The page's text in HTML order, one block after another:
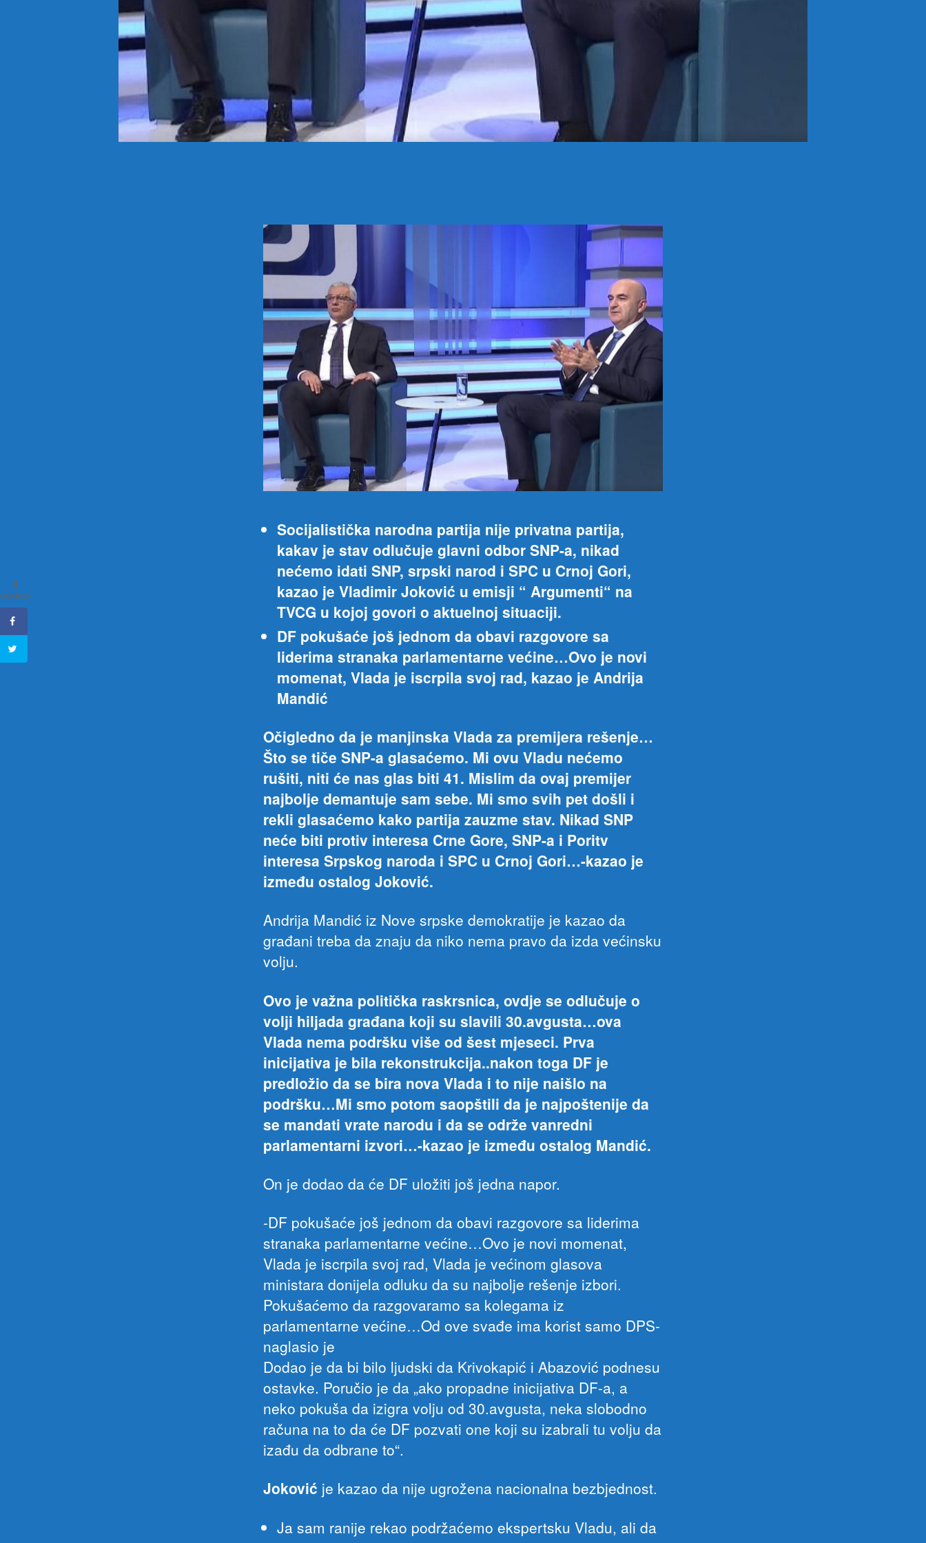
Socijalistička narodna partija nije privatna partija,
kakav je stav odlučuje glavni odbor SNP-a, nikad
nećemo idati SNP, srpski narod i SPC u Crnoj Gori,
kazao je Vladimir Joković u emisji “ Argumenti“ na
TVCG u kojoj govori o aktuelnoj situaciji.
DF pokušaće još jednom da obavi razgovore sa
liderima stranaka parlamentarne većine…Ovo je novi
momenat, Vlada je iscrpila svoj rad, kazao je Andrija
Mandić
Očigledno da je manjinska Vlada za premijera rešenje…
Što se tiče SNP-a glasaćemo. Mi ovu Vladu nećemo
rušiti, niti će nas glas biti 41. Mislim da ovaj premijer
najbolje demantuje sam sebe. Mi smo svih pet došli i
rekli glasaćemo kako partija zauzme stav. Nikad SNP
neće biti protiv interesa Crne Gore, SNP-a i Poritv
interesa Srpskog naroda i SPC u Crnoj Gori…-kazao je
između ostalog Joković.
Andrija Mandić iz Nove srpske demokratije je kazao da
građani treba da znaju da niko nema pravo da izda većinsku
volju.
Ovo je važna politička raskrsnica, ovdje se odlučuje o
volji hiljada građana koji su slavili 30.avgusta…ova
Vlada nema podršku više od šest mjeseci. Prva
inicijativa je bila rekonstrukcija..nakon toga DF je
predložio da se bira nova Vlada i to nije naišlo na
podršku…Mi smo potom saopštili da je najpoštenije da
se mandati vrate narodu i da se održe vanredni
parlamentarni izvori…-kazao je između ostalog Mandić.
On je dodao da će DF uložiti još jedna napor.
-DF pokušaće još jednom da obavi razgovore sa liderima
stranaka parlamentarne većine…Ovo je novi momenat,
Vlada je iscrpila svoj rad, Vlada je većinom glasova
ministara donijela odluku da su najbolje rešenje izbori.
Pokušaćemo da razgovaramo sa kolegama iz
parlamentarne većine…Od ove svađe ima korist samo DPS-
naglasio je
Dodao je da bi bilo ljudski da Krivokapić i Abazović podnesu
ostavke. Poručio je da „ako propadne inicijativa DF-a, a
neko pokuša da izigra volju od 30.avgusta, neka slobodno
računa na to da će DF pozvati one koji su izabrali tu volju da
izađu da odbrane to“.
Joković je kazao da nije ugrožena nacionalna bezbjednost.
Ja sam ranije rekao podržaćemo ekspertsku Vladu, ali da
0
SHARES